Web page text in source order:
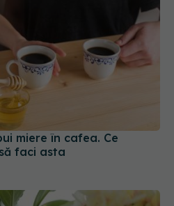
miere în cafea. Ce
faci asta